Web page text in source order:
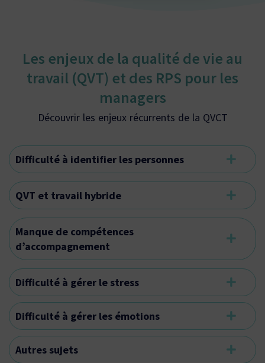
Les enjeux de la qualité de vie au
travail (QVT) et des RPS pour les
managers
Découvrir les enjeux récurrents de la QVCT
Difficulté à identifier les personnes
QVT et travail hybride
Manque de compétences
d’accompagnement
Difficulté à gérer le stress
Difficulté à gérer les émotions
Autres sujets